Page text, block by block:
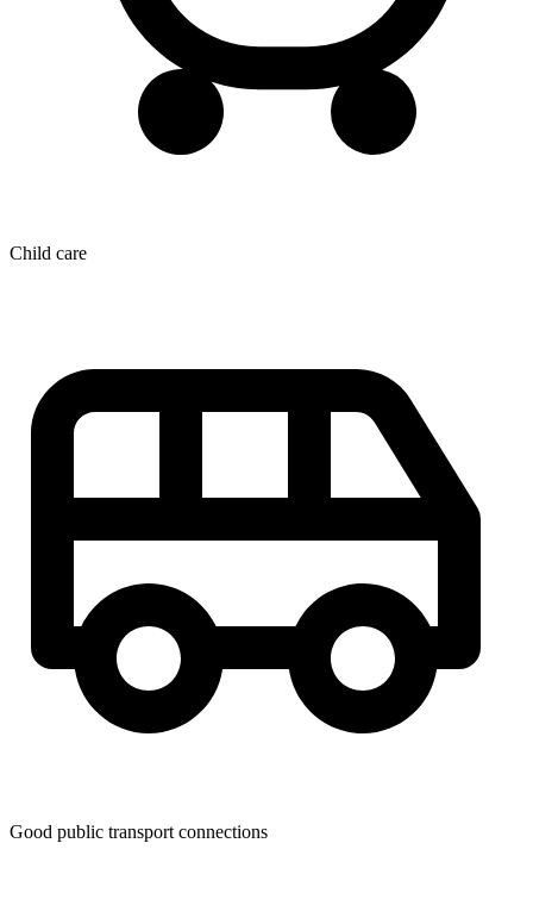
Child care
Good public transport connections